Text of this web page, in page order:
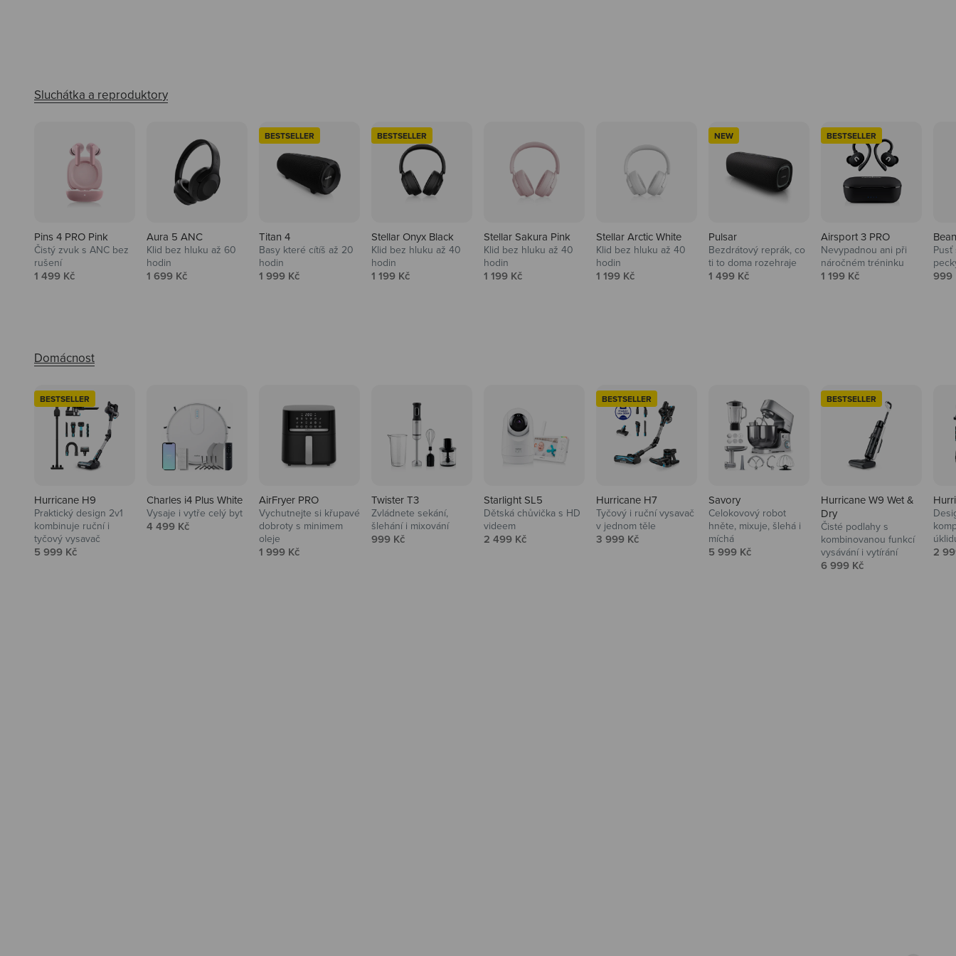
Pins 4 PRO Pink
Čistý zvuk s ANC bez
rušení
Prodejní cena
1 499 Kč
Aura 5 ANC
Klid bez hluku až 60
hodin
Prodejní cena
1 699 Kč
BESTSELLER
Titan 4
Basy které cítíš až 20
hodin
Prodejní cena
1 999 Kč
BESTSELLER
Stellar Onyx Black
Klid bez hluku až 40
hodin
Prodejní cena
1 199 Kč
Stellar Sakura Pink
Klid bez hluku až 40
hodin
Prodejní cena
1 199 Kč
Stellar Arctic White
Klid bez hluku až 40
hodin
Prodejní cena
1 199 Kč
NEW
Pulsar
Bezdrátový reprák, co
ti to doma rozehraje
Prodejní cena
1 499 Kč
BESTSELLER
Airsport 3 PRO
Nevypadnou ani při
náročném tréninku
Prodejní cena
1 199 Kč 999
BESTSELLER
Hurricane H9
Praktický design 2v1
kombinuje ruční i
tyčový vysavač
Prodejní cena
5 999 Kč
Charles i4 Plus White
Vysaje i vytře celý byt
Prodejní cena
4 499 Kč
AirFryer PRO
Vychutnejte si křupavé
dobroty s minimem
oleje
Prodejní cena
1 999 Kč
Twister T3
Zvládnete sekání,
šlehání i mixování
Prodejní cena
999 Kč
Starlight SL5
Dětská chůvička s HD
videem
Prodejní cena
2 499 Kč
BESTSELLER
Hurricane H7
Tyčový i ruční vysavač
v jednom těle
Prodejní cena
3 999 Kč
Savory
Celokovový robot
hněte, mixuje, šlehá i
míchá
Prodejní cena
5 999 Kč
BESTSELLER
Hurricane W9 Wet &
Dry
Čisté podlahy s
kombinovanou funkcí
vysávání i vytírání
Prodejní cena
6 999 Kč
2
Audio
Niceboy sluchátka a repráky ti
padnou do noty.
Domácnost
Vysavače, parťáci do kuchyně i